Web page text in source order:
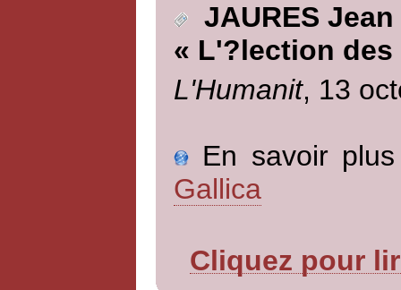
JAURES Jean
« L'?lection des
L'Humanit, 13
En savoir
Gallica
Cliquez pour